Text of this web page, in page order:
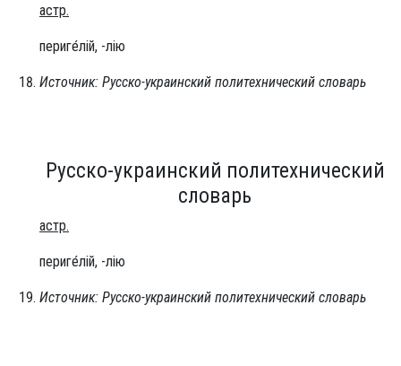
астр.
периге́лій, -лію
Источник: Русско-украинский политехнический словарь
Русско-украинский политехнический
словарь
астр.
периге́лій, -лію
Источник: Русско-украинский политехнический словарь